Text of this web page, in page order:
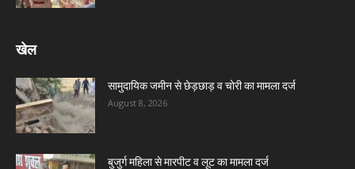
खेल
सामुदायिक जमीन से छेड़छाड़ व चोरी का मामला दर्ज
August 8, 2026
बुजुर्ग महिला से मारपीट व लूट का मामला दर्ज